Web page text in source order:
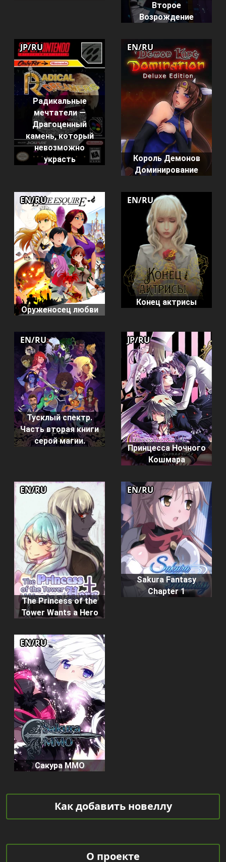
Второе
Возрождение
Радикальные
мечтатели —
Драгоценный
камень, который
невозможно
украсть
JP/RU
Король Демонов
Доминирование
EN/RU
Оруженосец любви
EN/RU
Конец актрисы
EN/RU
Тусклый спектр.
Часть вторая книги
серой магии.
EN/RU
Принцесса Ночного
Кошмара
JP/RU
The Princess of the
Tower Wants a Hero
EN/RU
Sakura Fantasy
Chapter 1
EN/RU
Сакура ММО
EN/RU
Как добавить новеллу
О проекте